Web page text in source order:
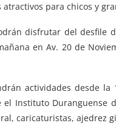
para chicos y
disfrutar del desfile
en Av. 20 de
actividades desde
el Instituto
caricaturistas, ajedrez